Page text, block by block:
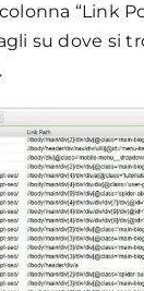
“Link
su dove si